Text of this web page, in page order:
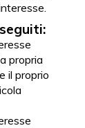
propria
il proprio